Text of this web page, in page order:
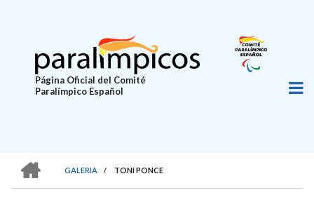
principal
Página Oficial del Comité
Paralímpico Español
SOBRESCRIBIR
GALERIA
/ TONI PONCE